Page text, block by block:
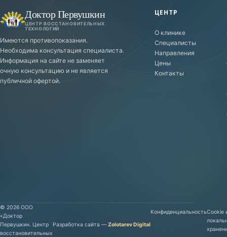
Доктор Первушкин
ЦЕНТР ВОССТАНОВИТЕЛЬНЫХ
ТЕХНОЛОГИЙ
Имеются противопоказания.
Необходима консультация специалиста.
Информация на сайте не заменяет
очную консультацию и не является
публичной офертой.
ЦЕНТР
О клинике
Специалисты
Направления
Цены
Контакты
© 2026 ООО
«Доктор
Первушкин. Центр
восстановительных
Разработка сайта —Zolotarev Digital
КонфиденциальностьCookie